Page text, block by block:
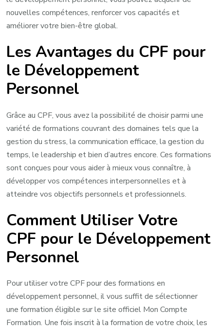
nouvelles compétences, renforcer vos capacités et
améliorer votre bien-être global.
Les Avantages du CPF pour
le Développement
Personnel
Grâce au CPF, vous avez la possibilité de choisir parmi une
variété de formations couvrant des domaines tels que la
gestion du stress, la communication efficace, la gestion du
temps, le leadership et bien d’autres encore. Ces formations
sont conçues pour vous aider à mieux vous connaître, à
développer vos compétences interpersonnelles et à
atteindre vos objectifs personnels et professionnels.
Comment Utiliser Votre
CPF pour le Développement
Personnel
Pour utiliser votre CPF pour des formations en
développement personnel, il vous suffit de sélectionner
une formation éligible sur le site officiel Mon Compte
Formation. Une fois inscrit à la formation de votre choix, les